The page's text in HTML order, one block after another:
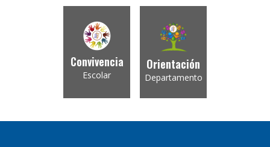
Convivencia
Escolar
Orientación
Departamento